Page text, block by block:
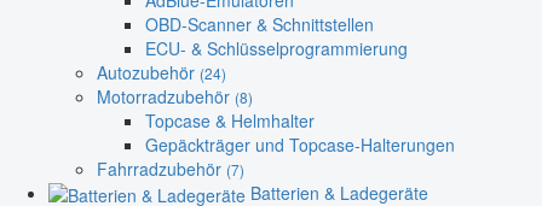
OBD-Scanner & Schnittstellen
ECU- & Schlüsselprogrammierung
Autozubehör (24)
Motorradzubehör (8)
Topcase & Helmhalter
Gepäckträger und Topcase-Halterungen
Fahrradzubehör (7)
Batterien & Ladegeräte